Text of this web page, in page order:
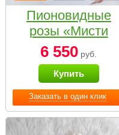
Заказать в один клик
Пионовидные
розы «Мисти
бабблс» в белой
коробке Small
6 550 руб.
Купить